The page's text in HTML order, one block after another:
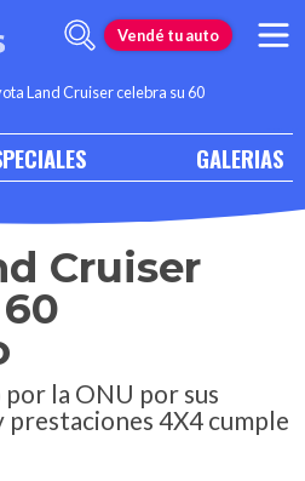
Vendé tu auto
Land Cruiser celebra su 60
GALERIAS
Cruiser
la ONU por sus
prestaciones 4X4 cumple